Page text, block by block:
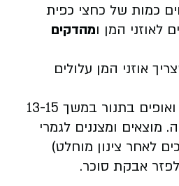
כמות של כחצי כפית
לאוזני המן ומהדקים
אוזני המן עלולים
-מניחים על נייר אפיה ואופים בתנור במשך 13-15
ומצננים לגמרי
לאחר צינון מוחלט)
אבקת סוכר.